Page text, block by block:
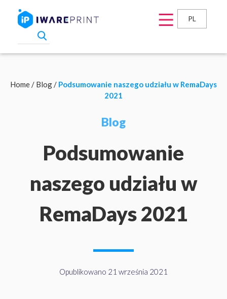
PL
Home/ Blog/ Podsumowanie naszego udziału w RemaDays
2021
Blog
Podsumowanie
naszego udziału w
RemaDays 2021
Opublikowano 21 września 2021